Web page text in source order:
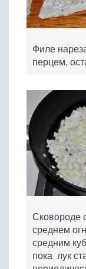
Филе
перцем,
Сковороде
среднем
средним
пока лук